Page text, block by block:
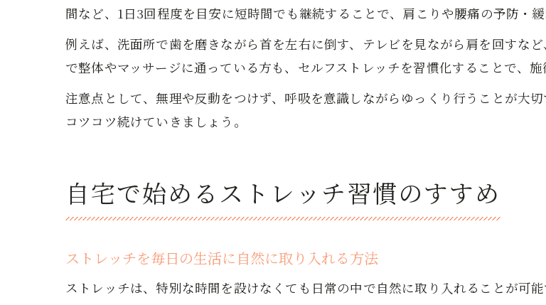
間など、1日3回程度を目安に短時間でも継続することで、肩こりや腰痛の予防・緩
例えば、洗面所で歯を磨きながら首を左右に倒す、テレビを見ながら肩を回すな
で整体やマッサージに通っている方も、セルフストレッチを習慣化することで、
注意点として、無理や反動をつけず、呼吸を意識しながらゆっくり行うことが大
コツコツ続けていきましょう。
自宅で始めるストレッチ習慣のすすめ
ストレッチを毎日の生活に自然に取り入れる方法
ストレッチは、特別な時間を設けなくても日常の中で自然に取り入れることが可